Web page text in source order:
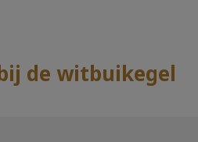
de witbuikegel